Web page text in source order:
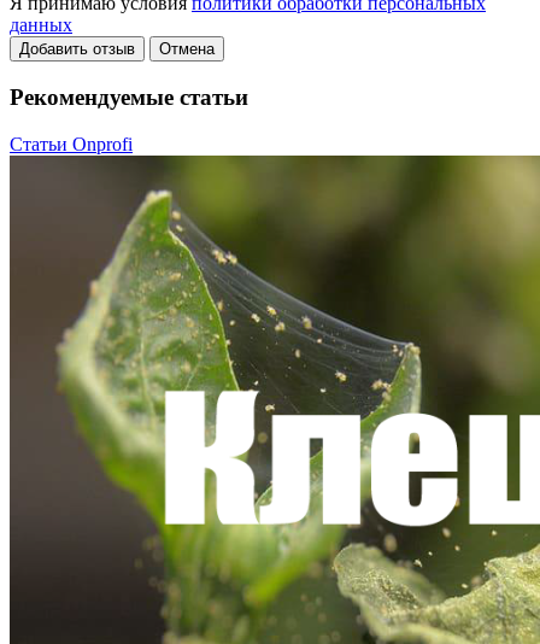
данных
Добавить отзыв Отмена
Рекомендуемые статьи
Статьи Onprofi